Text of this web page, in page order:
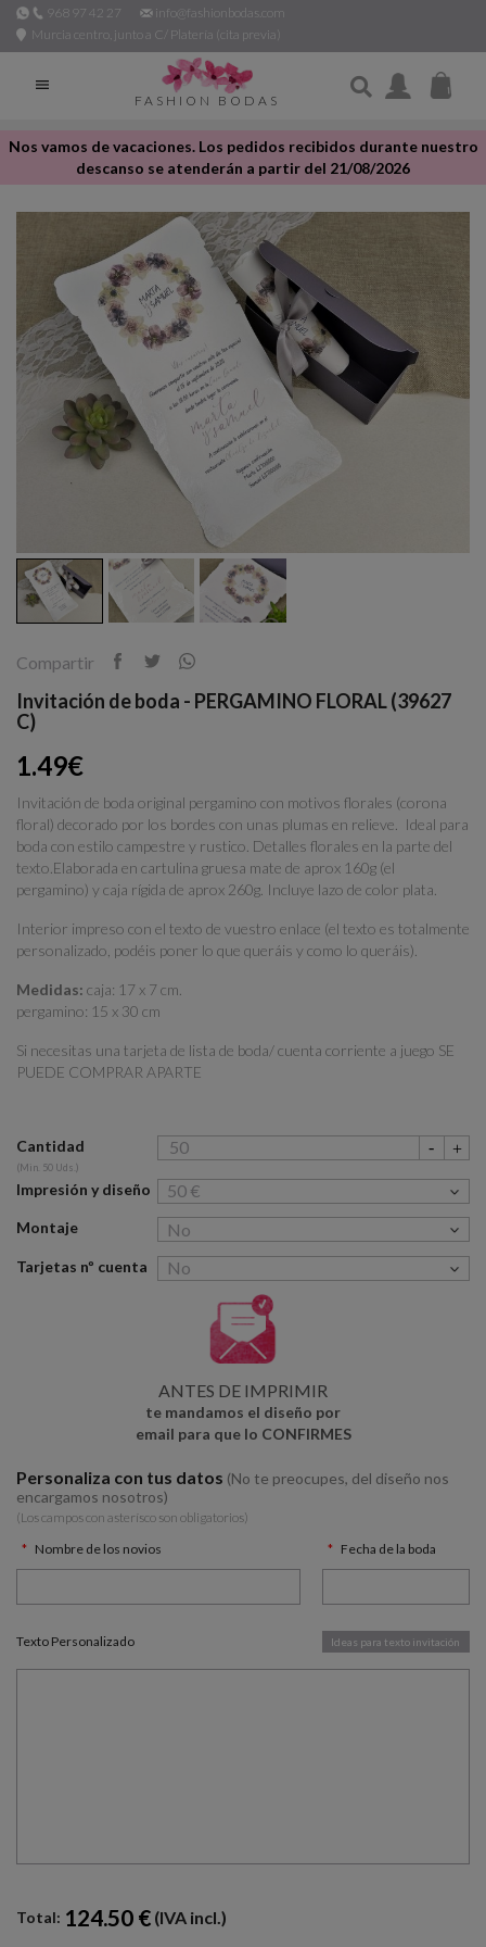
968 97 42 27
info@fashionbodas.com
Murcia centro, junto a C/ Platería (cita previa)

FASHION BODAS
Nos vamos de vacaciones. Los pedidos recibidos durante nuestro
descanso se atenderán a partir del 21/08/2026
Compartir
Invitación de boda - PERGAMINO FLORAL (39627
C)
1.49€
Invitación de boda original pergamino con motivos florales (corona
floral) decorado por los bordes con unas plumas en relieve. Ideal para
boda con estilo campestre y rustico. Detalles florales en la parte del
texto.Elaborada en cartulina gruesa mate de aprox 160g (el
pergamino) y caja rígida de aprox 260g. Incluye lazo de color plata.
Interior impreso con el texto de vuestro enlace (el texto es totalmente
personalizado, podéis poner lo que queráis y como lo queráis).
Medidas: caja: 17 x 7 cm.
pergamino: 15 x 30 cm
Si necesitas una tarjeta de lista de boda/ cuenta corriente a juego SE
PUEDE COMPRAR APARTE
Cantidad
(Min. 50 Uds.)
Impresión y diseño
Montaje
Tarjetas nº cuenta
ANTES DE IMPRIMIR
te mandamos el diseño por
email para que lo CONFIRMES
Personaliza con tus datos (No te preocupes, del diseño nos
encargamos nosotros)
(Los campos con asterísco son obligatorios)
Nombre de los novios
Fecha de la boda
Texto Personalizado Ideas para texto invitación
Total: 124.50 € (IVA incl.)